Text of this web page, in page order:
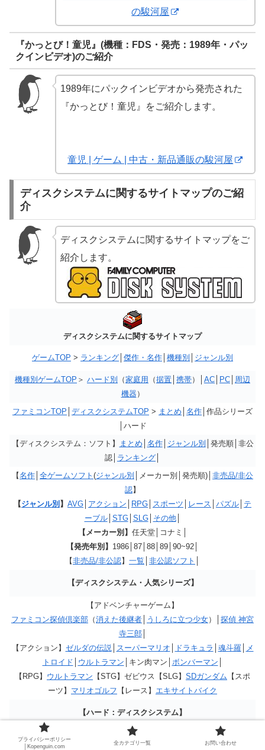
の駿河屋
『かっとび！童児』(機種：FDS・発売：1989年・パッ
クインビデオ)のご紹介
1989年にパックインビデオから発売された
『かっとび！童児』をご紹介します。
童児 | ゲーム | 中古・新品通販の駿河屋
ディスクシステムに関するサイトマップのご紹
介
ディスクシステムに関するサイトマップをご
紹介します。
ディスクシステムに関するサイトマップ
ゲームTOP > ランキング 傑作・名作 機種別 ジャンル別
機種別ゲームTOP ＞ ハード別 （家庭用 （据置 携帯）│ AC PC 周辺
機器 ）
ファミコンTOP ディスクシステムTOP > まとめ 名作 │作品シリーズ
│ハード
【ディスクシステム：ソフト】
まとめ 名作│ ジャンル別
│発売順│非公
認│ ランキング
【名作 全ゲームソフト (ジャンル別 │メーカー別│発売順)│ 非売品/非公
認】
【ジャンル別 】 AVG アクション RPG スポーツ レース パズル テ
ーブル│ STG│ SLG│ その他│
【メーカー別】 任天堂│コナミ│
【発売年別】 1986│87│88│89│90~92│
【非売品/非公認】 一覧 非公認ソフト
【ディスクシステム・人気シリーズ】
【アドベンチャーゲーム】
ファミコン探偵倶楽部 （消えた後継者 うしろに立つ少女）│ 探偵 神宮
寺三郎
【アクション】 ゼルダの伝説│ スーパーマリオ ドラキュラ 魂斗羅│
メ
トロイド
ウルトラマン │キン肉マン│ ボンバーマン
【RPG】 ウルトラマン 【STG】ゼビウス【SLG】 SDガンダム 【スポ
ーツ】 マリオゴルフ 【レース】 エキサイトバイク
【ハード：ディスクシステム】
まとめ│ディスクシステムについて │2│ )
プライバシーポリシー
│Kopenguin.com
全カテゴリ一覧 お問い合わせ